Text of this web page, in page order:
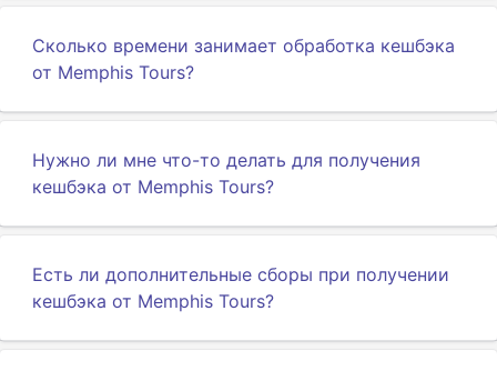
Сколько времени занимает обработка кешбэка
от Memphis Tours?
Нужно ли мне что-то делать для получения
кешбэка от Memphis Tours?
Есть ли дополнительные сборы при получении
кешбэка от Memphis Tours?